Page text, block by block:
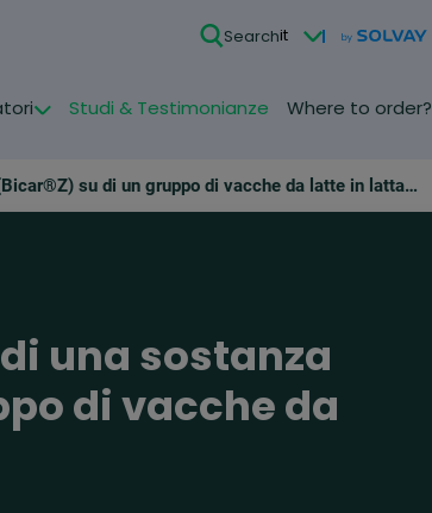
Searchit
Studi & Testimonianze Where to order?
Gli effetti del maggiore apporto di una sostanza tampone (Bicar®Z) su di un gruppo di vacche da latte in lattazione
una sostanza
di vacche da